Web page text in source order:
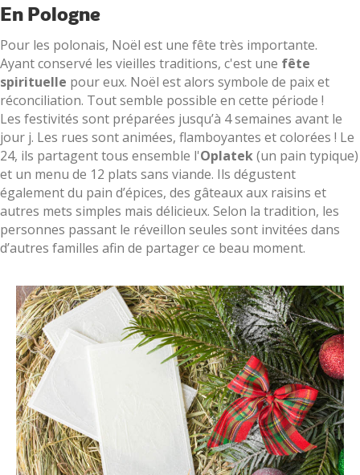
En Pologne
Pour les polonais, Noël est une fête très importante.
Ayant conservé les vieilles traditions, c'est une fête
spirituelle pour eux. Noël est alors symbole de paix et
réconciliation. Tout semble possible en cette période !
Les festivités sont préparées jusqu’à 4 semaines avant le
jour j. Les rues sont animées, flamboyantes et colorées ! Le
24, ils partagent tous ensemble l'Oplatek(un pain typique)
et un menu de 12 plats sans viande. Ils dégustent
également du pain d’épices, des gâteaux aux raisins et
autres mets simples mais délicieux. Selon la tradition, les
personnes passant le réveillon seules sont invitées dans
d’autres familles afin de partager ce beau moment.